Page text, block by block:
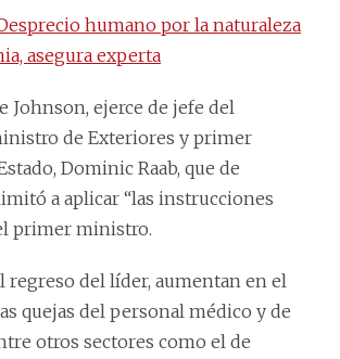
humano por la naturaleza
asegura experta
Johnson, ejerce de jefe del
de Exteriores y primer
Dominic Raab, que de
a aplicar “las instrucciones
primer ministro.
regreso del líder, aumentan en el
quejas del personal médico y de
otros sectores como el de